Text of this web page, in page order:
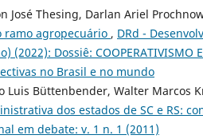
José Thesing, Darlan Ariel
ramo agropecuário , DRd -
Dossiê: COOPERATIVISMO
no Brasil e no mundo
Luis Büttenbender, Walter Marcos
dos estados de SC e RS:
em debate: v. 1 n. 1 (2011)